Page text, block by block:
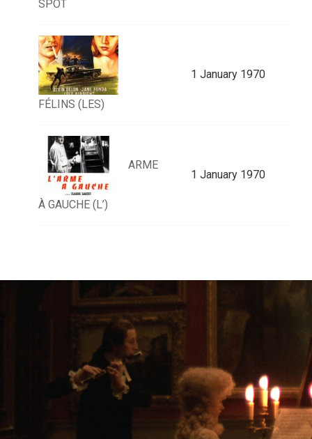
SPOT
FÉLINS (LES)
1 January 1970
ARME
À GAUCHE (L’)
1 January 1970